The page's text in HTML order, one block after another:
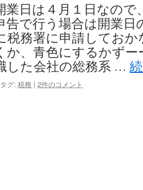
業日は４月１日なので
告で行う場合は開業日
税務署に申請してお
か、青色にするかず
した会社の総務系 …
タグ: 税務 | 2件のコメント